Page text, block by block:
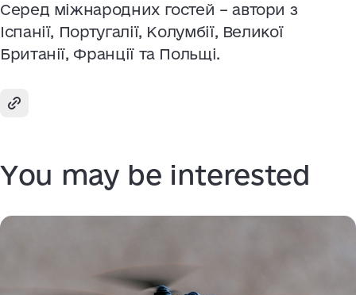
Серед міжнародних гостей – автори з
Іспанії, Португалії, Колумбії, Великої
Британії, Франції та Польщі.
You may be interested